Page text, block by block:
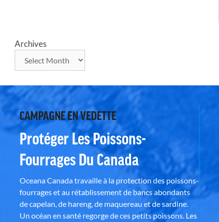
Archives
CAMPAGNE EN VEDETTE
Protéger Les Poissons-
Fourrages Du Canada
Oceana Canada travaille à la protection des poissons-
fourrages et au rétablissement de bancs abondants
de capelan, de hareng, de maquereau et de sardine.
Un océan en santé regorge de ces petits poissons. Les